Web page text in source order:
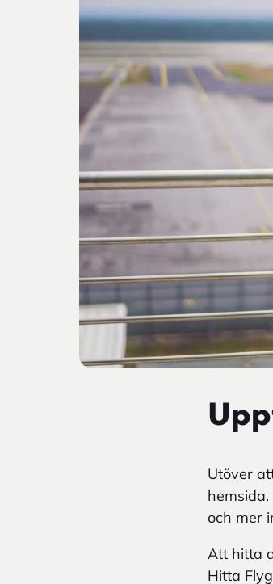
Utöver
och mer
Att hitta
Hitta